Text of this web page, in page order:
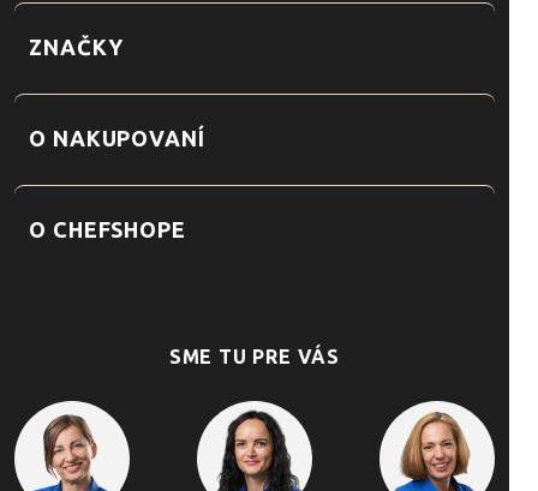
ZNAČKY
O NAKUPOVANÍ
O CHEFSHOPE
SME TU PRE VÁS